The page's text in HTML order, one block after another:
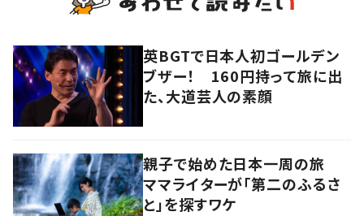
英BGTで日本人初ゴールデン
ブザー！ 160円持って旅に出
た、大道芸人の素顔
親子で始めた日本一周の旅
ママライターが「第二のふるさ
と」を探すワケ